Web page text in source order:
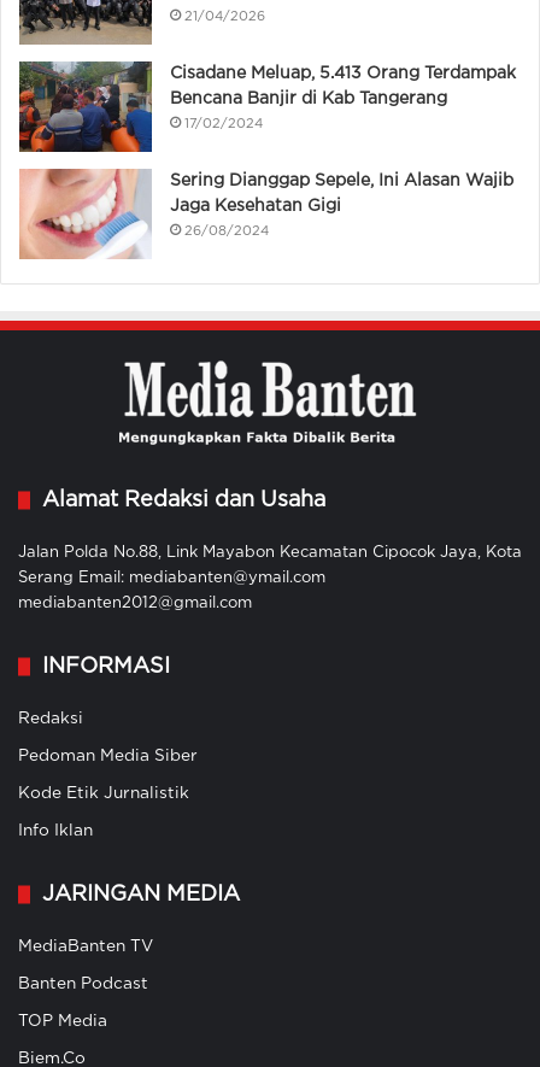
21/04/2026
Cisadane Meluap, 5.413 Orang Terdampak
Bencana Banjir di Kab Tangerang
17/02/2024
Sering Dianggap Sepele, Ini Alasan Wajib
Jaga Kesehatan Gigi
26/08/2024
Alamat Redaksi dan Usaha
Jalan Polda No.88, Link Mayabon Kecamatan Cipocok Jaya, Kota
Serang Email: mediabanten@ymail.com
mediabanten2012@gmail.com
INFORMASI
Redaksi
Pedoman Media Siber
Kode Etik Jurnalistik
Info Iklan
JARINGAN MEDIA
MediaBanten TV
Banten Podcast
TOP Media
Biem.Co